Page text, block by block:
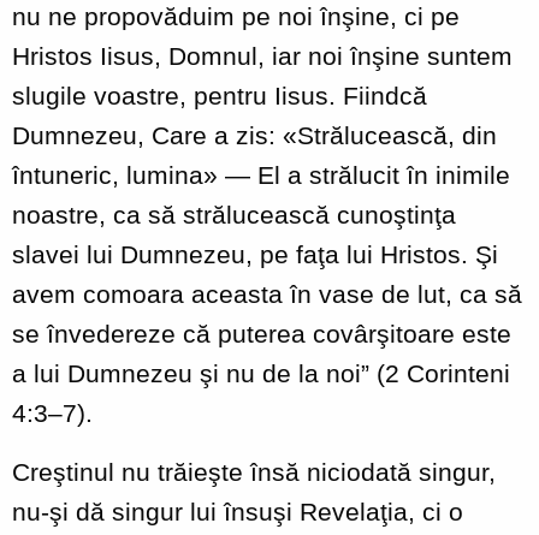
nu ne propovăduim pe noi înşine, ci pe
Hristos Iisus, Domnul, iar noi înşine suntem
slugile voastre, pentru Iisus. Fiindcă
Dumnezeu, Care a zis: «Strălucească, din
întuneric, lumina» — El a strălucit în inimile
noastre, ca să strălucească cunoştinţa
slavei lui Dumnezeu, pe faţa lui Hristos. Şi
avem comoara aceasta în vase de lut, ca să
se învedereze că puterea covârşitoare este
a lui Dumnezeu şi nu de la noi” (2 Corinteni
4:3–7).
Creştinul nu trăieşte însă niciodată singur,
nu-şi dă singur lui însuşi Revelaţia, ci o